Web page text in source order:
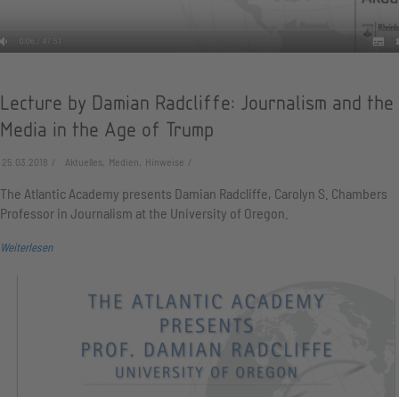
Lecture by Damian Radcliffe: Journalism and the
Media in the Age of Trump
25.03.2018 Aktuelles, Medien, Hinweise
The Atlantic Academy presents Damian Radcliffe, Carolyn S. Chambers
Professor in Journalism at the University of Oregon.
Weiterlesen